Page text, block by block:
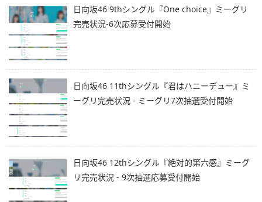
日向坂46 9thシングル『One choice』ミーグリ
完売状況-6次応募受付開始
日向坂46 11thシングル『君はハニーデュー』ミ
ーグリ完売状況 - ミーグリ7次抽選受付開始
日向坂46 12thシングル『絶対的第六感』ミーグ
リ完売状況 - 9次抽選応募受付開始